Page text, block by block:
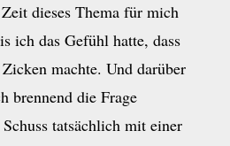
dieses Thema für mich
ich das Gefühl hatte, dass
machte. Und darüber
brennend die Frage
tatsächlich mit einer